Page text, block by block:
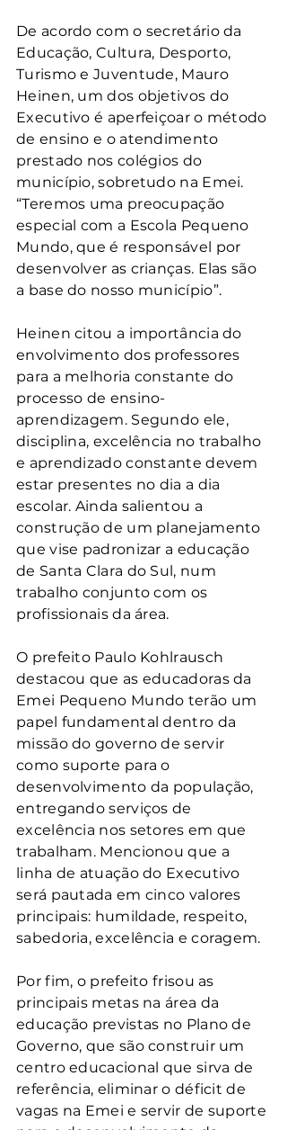
De acordo com o secretário da
Educação, Cultura, Desporto,
Turismo e Juventude, Mauro
Heinen, um dos objetivos do
Executivo é aperfeiçoar o método
de ensino e o atendimento
prestado nos colégios do
município, sobretudo na Emei.
“Teremos uma preocupação
especial com a Escola Pequeno
Mundo, que é responsável por
desenvolver as crianças. Elas são
a base do nosso município”.
Heinen citou a importância do
envolvimento dos professores
para a melhoria constante do
processo de ensino-
aprendizagem. Segundo ele,
disciplina, excelência no trabalho
e aprendizado constante devem
estar presentes no dia a dia
escolar. Ainda salientou a
construção de um planejamento
que vise padronizar a educação
de Santa Clara do Sul, num
trabalho conjunto com os
profissionais da área.
O prefeito Paulo Kohlrausch
destacou que as educadoras da
Emei Pequeno Mundo terão um
papel fundamental dentro da
missão do governo de servir
como suporte para o
desenvolvimento da população,
entregando serviços de
excelência nos setores em que
trabalham. Mencionou que a
linha de atuação do Executivo
será pautada em cinco valores
principais: humildade, respeito,
sabedoria, excelência e coragem.
Por fim, o prefeito frisou as
principais metas na área da
educação previstas no Plano de
Governo, que são construir um
centro educacional que sirva de
referência, eliminar o déficit de
vagas na Emei e servir de suporte